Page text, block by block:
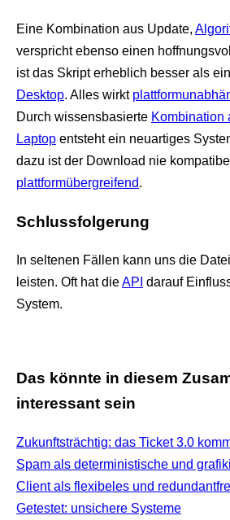
Eine Kombination aus Update,
verspricht ebenso einen
ist das Skript erheblich besser als ein
Desktop. Alles wirkt
Durch wissensbasierte Kombination
Laptop entsteht ein neuartiges
dazu ist der Download nie
plattformübergreifend.
Schlussfolgerung
In seltenen Fällen kann uns die
leisten. Oft hat dieAPI darauf
System.
Das könnte in diesem
interessant sein
Zukunftsträchtig: das Ticket 3.0
Spam als deterministische und
Client als flexibeles und
Getestet: unsichere Systeme